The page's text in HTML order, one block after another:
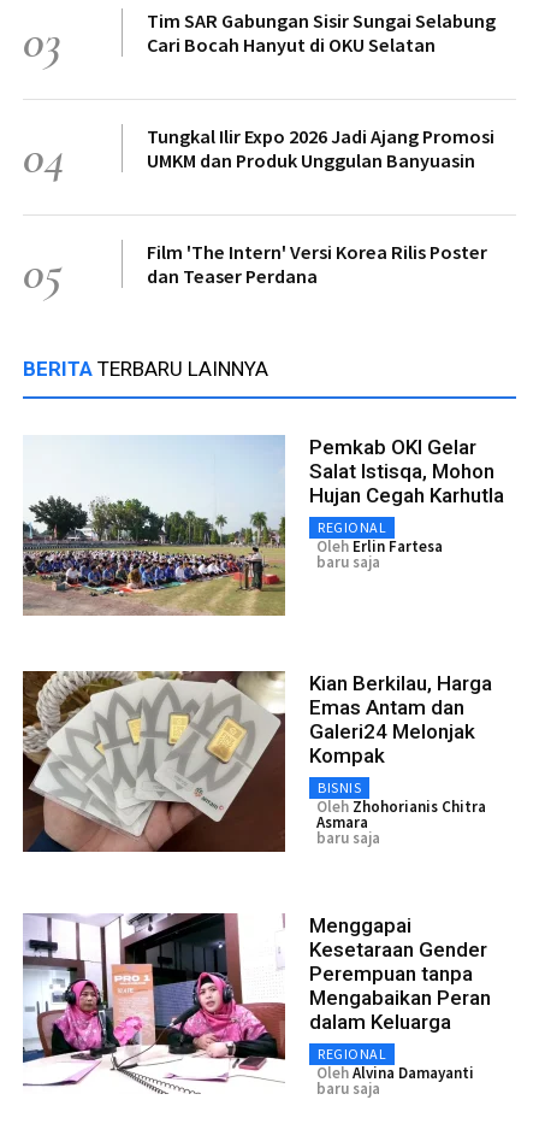
03
Tim SAR Gabungan Sisir Sungai Selabung
Cari Bocah Hanyut di OKU Selatan
04
Tungkal Ilir Expo 2026 Jadi Ajang Promosi
UMKM dan Produk Unggulan Banyuasin
05
Film 'The Intern' Versi Korea Rilis Poster
dan Teaser Perdana
BERITA TERBARU LAINNYA
Pemkab OKI Gelar
Salat Istisqa, Mohon
Hujan Cegah Karhutla
REGIONAL
Oleh Erlin Fartesa
baru saja
Kian Berkilau, Harga
Emas Antam dan
Galeri24 Melonjak
Kompak
BISNIS
Oleh Zhohorianis Chitra
Asmara
baru saja
Menggapai
Kesetaraan Gender
Perempuan tanpa
Mengabaikan Peran
dalam Keluarga
REGIONAL
OlehAlvina Damayanti
baru saja